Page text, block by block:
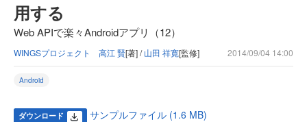
用する
Web APIで楽々Androidアプリ（12）
WINGSプロジェクト 高江 賢[著] /山田 祥寛[監修] 2014/09/04 14:00
Android
ダウンロード サンプルファイル (1.6 MB)